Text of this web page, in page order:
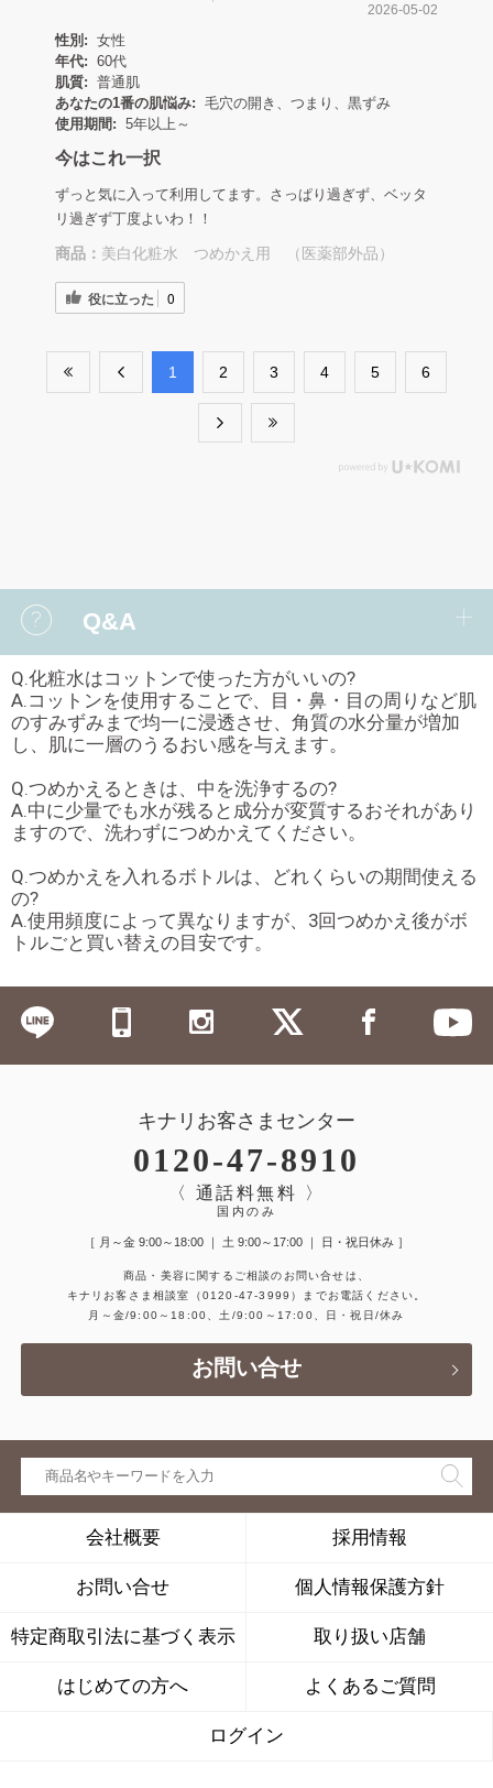
2026-05-02
性別: 女性
年代: 60代
肌質: 普通肌
あなたの1番の肌悩み: 毛穴の開き、つまり、黒ずみ
使用期間: 5年以上～
今はこれ一択
ずっと気に入って利用してます。さっぱり過ぎず、ベッタ
リ過ぎず丁度よいわ！！
商品： 美白化粧水 つめかえ用 （医薬部外品）
役に立った 0
​1 ​2 ​3 ​4 ​5 ​6
Q&A
Q.化粧水はコットンで使った方がいいの?
A.コットンを使用することで、目・鼻・目の周りなど肌
のすみずみまで均一に浸透させ、角質の水分量が増加
し、肌に一層のうるおい感を与えます。
Q.つめかえるときは、中を洗浄するの?
A.中に少量でも水が残ると成分が変質するおそれがあり
ますので、洗わずにつめかえてください。
Q.つめかえを入れるボトルは、どれくらいの期間使える
の?
A.使用頻度によって異なりますが、3回つめかえ後がボ
トルごと買い替えの目安です。
キナリお客さまセンター
0120-47-8910
〈 通話料無料 〉
国内のみ
［ 月～金 9:00～18:00 ｜ 土 9:00～17:00 ｜ 日・祝日休み ］
商品・美容に関するご相談のお問い合せは、
キナリお客さま相談室
（0120-47-3999）
までお電話ください。
月～金/9:00～18:00、土/9:00～17:00、日・祝日/休み
お問い合せ
会社概要 採用情報
お問い合せ 個人情報保護方針
特定商取引法に基づく表示 取り扱い店舗
はじめての方へ よくあるご質問
ログイン